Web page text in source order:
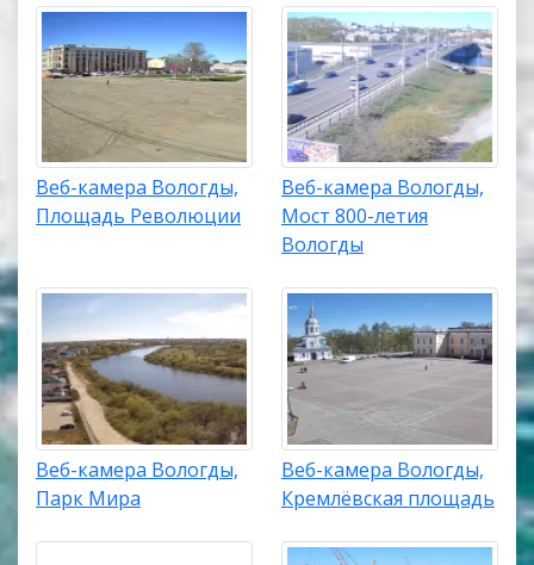
Веб-камера Вологды,
Площадь Революции
Веб-камера Вологды,
Мост 800-летия
Вологды
Веб-камера Вологды,
Парк Мира
Веб-камера Вологды,
Кремлёвская площадь